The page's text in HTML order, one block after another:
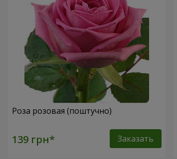
Роза розовая (поштучно)
Заказать